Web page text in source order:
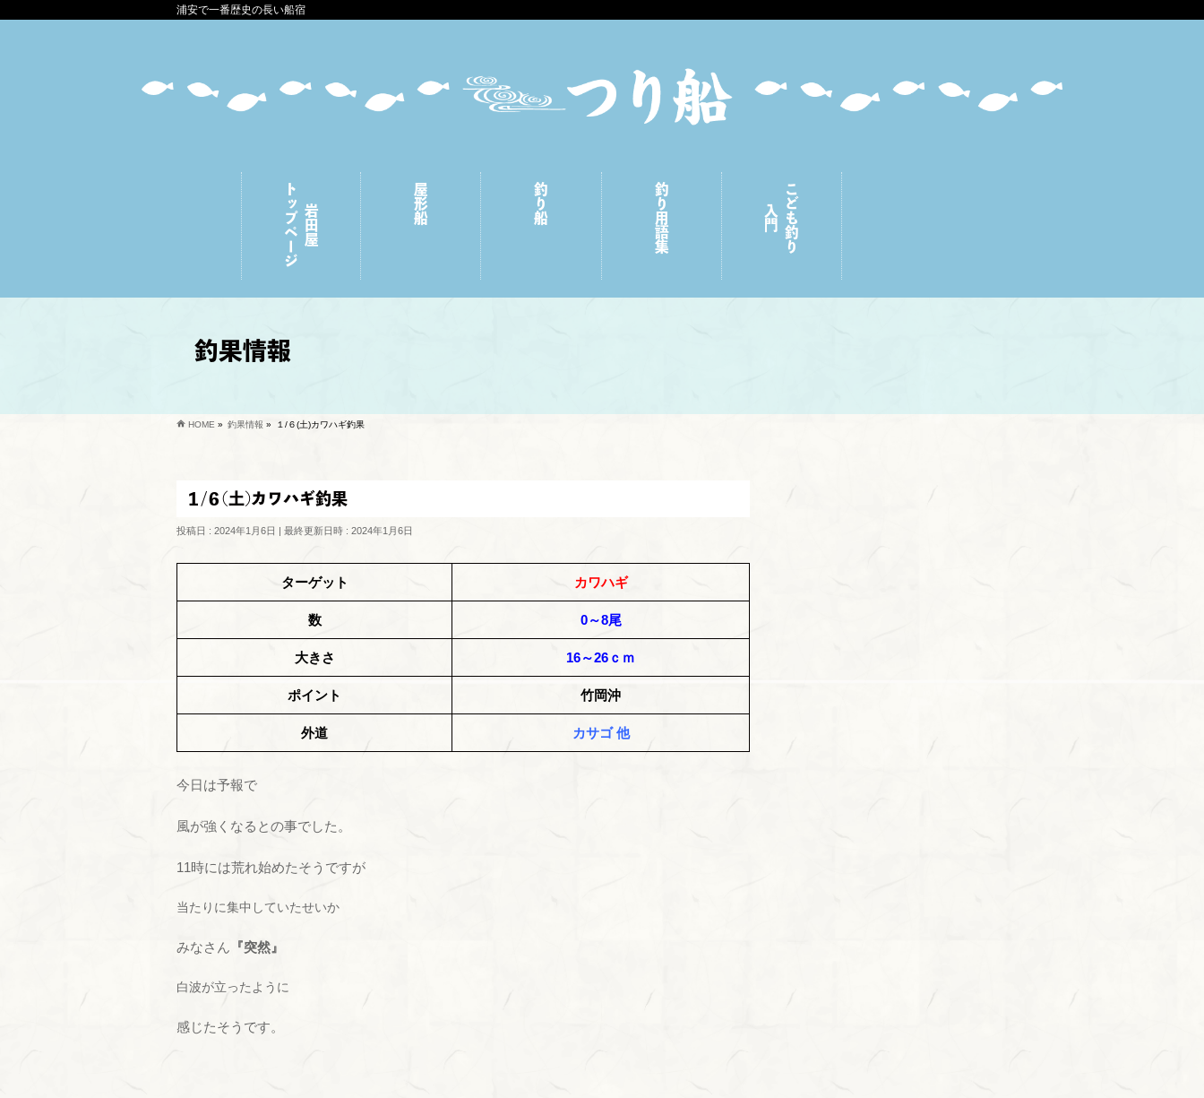
浦安で一番歴史の長い船宿
岩田屋
トップページ 屋形船 釣り船 釣り用語集 こども釣り
入門
釣果情報
HOME » 釣果情報 » １/６(土)カワハギ釣果
１/６(土)カワハギ釣果
投稿日 : 2024年1月6日 最終更新日時 : 2024年1月6日
ターゲット カワハギ
数 0～8尾
大きさ 16～26ｃｍ
ポイント 竹岡沖
外道 カサゴ 他
今日は予報で
風が強くなるとの事でした。
11時には荒れ始めたそうですが
当たりに集中していたせいか
みなさん 『突然』
白波が立ったように
感じたそうです。